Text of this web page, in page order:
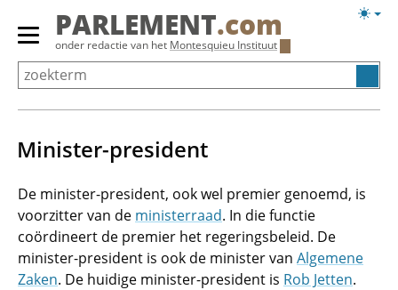
Overslaan
Primair
menu
tonen/verbergen
PARLEMENT.com
onder redactie van het Montesquieu Instituut
Minister-president
De minister-president, ook wel premier genoemd, is
voorzitter van de ministerraad. In die functie
coördineert de premier het regeringsbeleid. De
minister-president is ook de minister van Algemene
Zaken. De huidige minister-president is Rob Jetten.